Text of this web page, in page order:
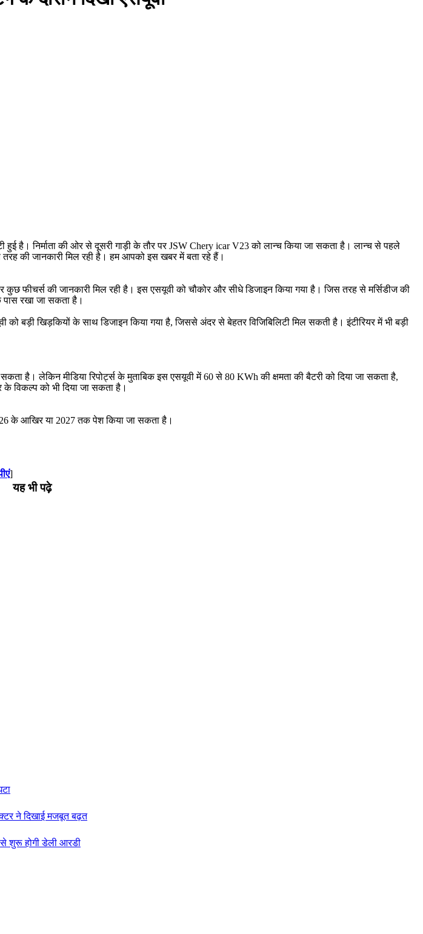
हुई है। निर्माता की ओर से दूसरी गाड़ी के तौर पर JSW Chery icar V23 को लान्च किया जा सकता है। लान्च से पहले
तरह की जानकारी मिल रही है। हम आपको इस खबर में बता रहे हैं।
फीचर्स की जानकारी मिल रही है। इस एसयूवी को चौकोर और सीधे डिजाइन किया गया है। जिस तरह से मर्सिडीज की
रखा जा सकता है।
बड़ी खिड़कियों के साथ डिजाइन किया गया है, जिससे अंदर से बेहतर विजिबिलिटी मिल सकती है। इंटीरियर में भी बड़ी
है। लेकिन मीडिया रिपोर्ट्स के मुताबिक इस एसयूवी में 60 से 80 KWh की क्षमता की बैटरी को दिया जा सकता है,
विकल्प को भी दिया जा सकता है।
के आखिर या 2027 तक पेश किया जा सकता है।
]
यह भी पढ़े
ने दिखाई मजबूत बढ़त
शुरू होगी डेली आरडी